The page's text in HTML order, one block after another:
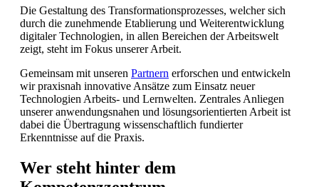
Die Gestaltung des Transformationsprozesses, welcher sich
durch die zunehmende Etablierung und Weiterentwicklung
digitaler Technologien, in allen Bereichen der Arbeitswelt
zeigt, steht im Fokus unserer Arbeit.
Gemeinsam mit unseren Partnern erforschen und entwickeln
wir praxisnah innovative Ansätze zum Einsatz neuer
Technologien Arbeits- und Lernwelten. Zentrales Anliegen
unserer anwendungsnahen und lösungsorientierten Arbeit ist
dabei die Übertragung wissenschaftlich fundierter
Erkenntnisse auf die Praxis.
Wer steht hinter dem